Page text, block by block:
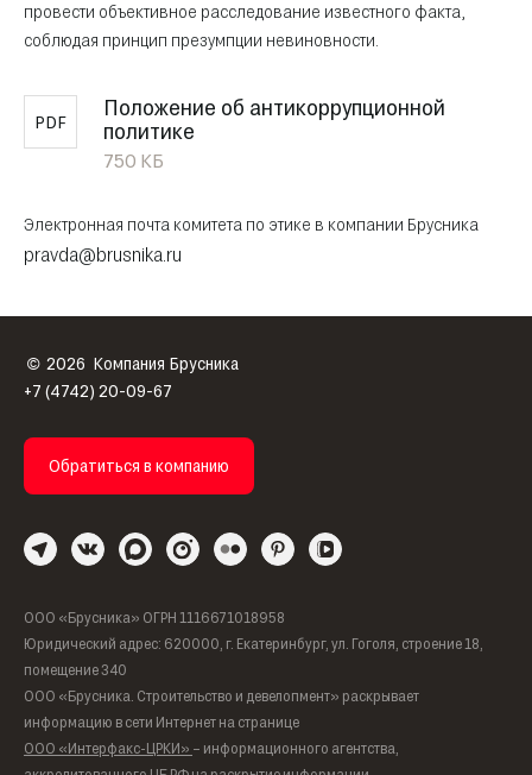
провести объективное расследование известного факта,
соблюдая принцип презумпции невиновности.
PDF
Положение об антикоррупционной
политике
750 КБ
Электронная почта комитета по этике в компании Брусника
pravda@brusnika.ru
© 2026 Компания Брусника
+7 (4742) 20-09-67
Обратиться в компанию
ООО «Брусника» ОГРН 1116671018958
Юридический адрес: 620000, г. Екатеринбург, ул. Гоголя, строение 18,
помещение 340
ООО «Брусника. Строительство и девелопмент» раскрывает
информацию в сети Интернет на странице
ООО «Интерфакс-ЦРКИ» – информационного агентства,